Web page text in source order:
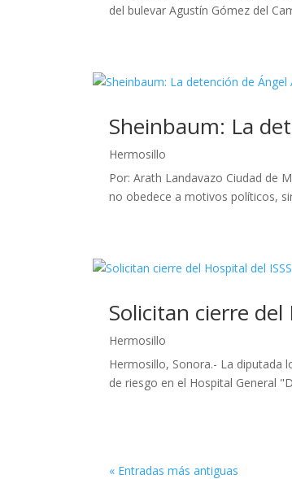
del bulevar Agustín Gómez del
Sheinbaum: La
Hermosillo
Por: Arath Landavazo Ciudad de
no obedece a motivos políticos,
Solicitan cierre del
Hermosillo
Hermosillo, Sonora.- La diputada
de riesgo en el Hospital General
« Entradas más antiguas